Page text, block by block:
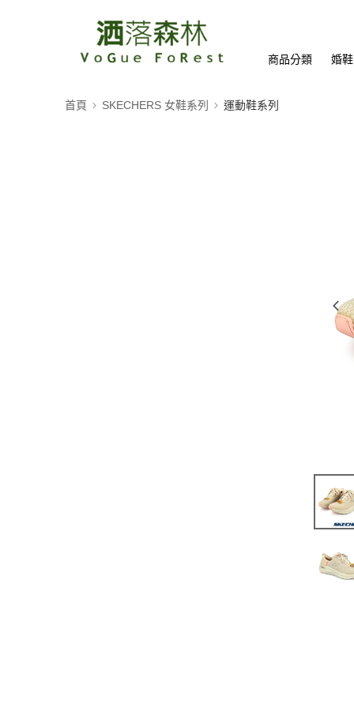
商品分類 婚
首頁 SKECHERS 女鞋系列 運動鞋系列